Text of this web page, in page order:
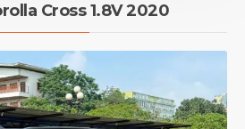
Cross 1.8V 2020